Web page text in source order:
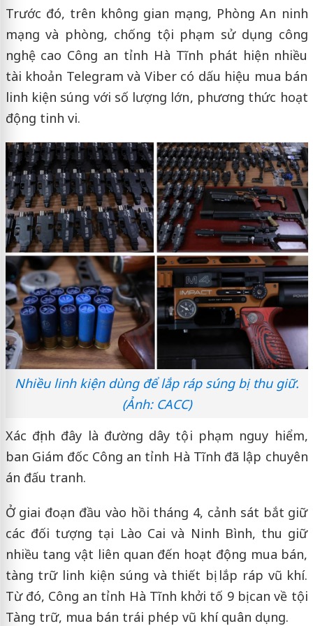
Trước đó, trên không gian mạng, Phòng An ninh
mạng và phòng, chống tội phạm sử dụng công
nghệ cao Công an tỉnh Hà Tĩnh phát hiện nhiều
tài khoản Telegram và Viber có dấu hiệu mua bán
linh kiện súng với số lượng lớn, phương thức hoạt
động tinh vi.
Nhiều linh kiện dùng để lắp ráp súng bị thu giữ.
(Ảnh: CACC)
Xác định đây là đường dây tội phạm nguy hiểm,
ban Giám đốc Công an tỉnh Hà Tĩnh đã lập chuyên
án đấu tranh.
Ở giai đoạn đầu vào hồi tháng 4, cảnh sát bắt giữ
các đối tượng tại Lào Cai và Ninh Bình, thu giữ
nhiều tang vật liên quan đến hoạt động mua bán,
tàng trữ linh kiện súng và thiết bị lắp ráp vũ khí.
Từ đó, Công an tỉnh Hà Tĩnh khởi tố 9 bị can về tội
Tàng trữ, mua bán trái phép vũ khí quân dụng.